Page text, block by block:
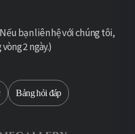
bạn liên hệ với chúng tôi,
2 ngày.)
Bảng hỏi đáp